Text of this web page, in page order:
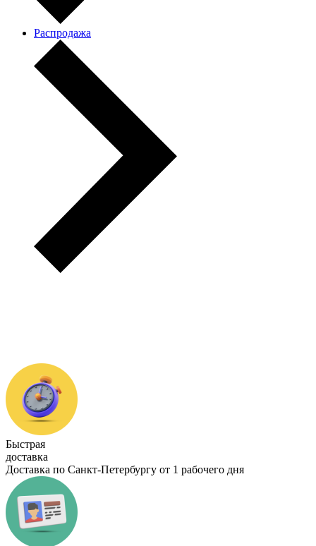
Распродажа
Быстрая
доставка
Доставка по Санкт-Петербургу от 1 рабочего дня